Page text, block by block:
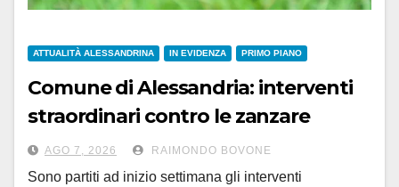
ATTUALITÀ ALESSANDRINA IN EVIDENZA PRIMO PIANO
Comune di Alessandria: interventi
straordinari contro le zanzare
AGO 7, 2026 RAIMONDO BOVONE
Sono partiti ad inizio settimana gli interventi